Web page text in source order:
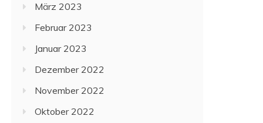
März 2023
Februar 2023
Januar 2023
Dezember 2022
November 2022
Oktober 2022